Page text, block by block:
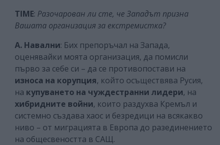
TIME: Разочарован ли сте, че Западът призна
Вашата организация за екстремистка?
А. Навални: Бих препоръчал на Запада,
оценявайки моята организация, да помисли
първо за себе си – да се противопостави на
износа на корупция, който осъществява Русия,
на купуването на чуждестранни лидери, на
хибридните войни, които раздухва Кремъл и
системно създава хаос и безредици на всякакво
ниво – от миграцията в Европа до разединението
на общесвеността в САЩ.